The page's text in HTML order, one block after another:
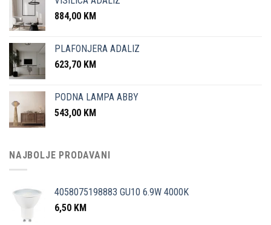
884,00 KM
PLAFONJERA ADALIZ
623,70 KM
PODNA LAMPA ABBY
543,00 KM
NAJBOLJE PRODAVANI
4058075198883 GU10 6.9W 4000K
6,50 KM